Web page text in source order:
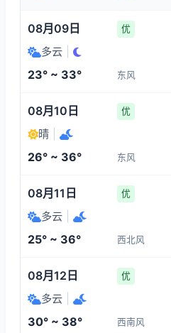
26°
1-3
15:00
34°
1-3
09:00
33°
1-3
19:00
35°
20:00
08月09日 优
多云
23° ~ 33° 东风
08月10日 优
晴
26° ~ 36° 东风
08月11日 优
多云
25° ~ 36° 西北风
08月12日 优
多云
30° ~ 38° 西南风